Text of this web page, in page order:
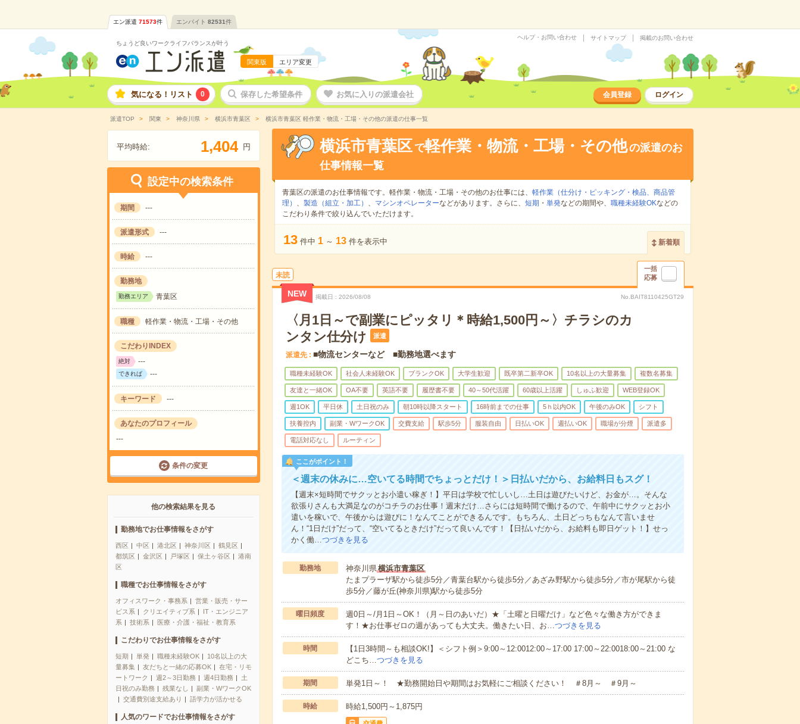
エン派遣 71573件 エンバイト 82531件
ちょうど良いワークライフバランスが叶う
関東版 エリア変更
ヘルプ・お問い合わせ サイトマップ 掲載のお問い合わせ
気になる！リスト 0 保存した希望条件 お気に入りの派遣会社 会員登録 ログイン
派遣TOP 関東 神奈川県 横浜市青葉区 横浜市青葉区 軽作業・物流・工場・その他の派遣の仕事一覧
平均時給: 1,404 円
設定中の検索条件
期間 ---
派遣形式 ---
時給 ---
勤務地
勤務エリア 青葉区
職種 軽作業・物流・工場・その他
こだわりINDEX
絶対 ---
できれば ---
キーワード ---
あなたのプロフィール
---
条件の変更
他の検索結果を見る
勤務地でお仕事情報をさがす
西区 中区 港北区 神奈川区
鶴見区
都筑区
金沢区 戸塚区 保土ヶ谷区
港南
区
職種でお仕事情報をさがす
オフィスワーク・事務系
営業・販売・サー
ビス系
クリエイティブ系
IT・エンジニア
系
技術系 医療・介護・福祉・教育系
こだわりでお仕事情報をさがす
短期 単発 職種未経験OK
10名以上の大
量募集
友だちと一緒の応募OK
在宅・リモ
ートワーク
週2～3日勤務 週4日勤務
土
日祝のみ勤務
残業なし
副業・WワークOK
交通費別途支給あり
語学力が活かせる
人気のワードでお仕事情報をさがす
横浜市青葉区 で軽作業・物流・工場・その他の派遣のお
仕事情報一覧
青葉区の派遣のお仕事情報です。軽作業・物流・工場・その他のお仕事には、 軽作業（仕分け・ピッキング・検品、商品管
理） 、 製造（組立・加工） 、 マシンオペレーターなどがあります。さらに、 短期 ・ 単発などの期間や、 職種未経験OKなどの
こだわり条件で絞り込んでいただけます。
13 件中 1 ～ 13 件を表示中 新着順
未読
一括
応募
NEW 掲載日 2026/08/08 No.BAIT8110425GT29
〈月1日～で副業にピッタリ＊時給1,500円～〉チラシのカ
ンタン仕分け
派遣
派遣先 ■物流センターなど ■勤務地選べます
職種未経験OK 社会人未経験OK ブランクOK 大学生歓迎 既卒第二新卒OK 10名以上の大量募集 複数名募集
友達と一緒OK OA不要 英語不要 履歴書不要 40～50代活躍 60歳以上活躍 しゅふ歓迎 WEB登録OK
週1OK 平日休 土日祝のみ 朝10時以降スタート 16時前までの仕事 5ｈ以内OK 午後のみOK シフト
扶養控内 副業・WワークOK 交費支給 駅歩5分 服装自由 日払いOK 週払いOK 職場が分煙 派遣多
電話対応なし ルーティン
ここがポイント！
＜週末の休みに…空いてる時間でちょっとだけ！＞日払いだから、お給料日もスグ！
【週末×短時間でサクッとお小遣い稼ぎ！】平日は学校で忙しいし…土日は遊びたいけど、お金が…。そんな
欲張りさんも大満足なのがコチラのお仕事！週末だけ…さらには短時間で働けるので、午前中にサクッとお小
遣いを稼いで、午後からは遊びに！なんてことができるんです。もちろん、土日どっちもなんて言いませ
ん！“1日だけ”だって、“空いてるときだけ”だって良いんです！【日払いだから、お給料も即日ゲット！】せっ
かく働…つづきを見る
勤務地 神奈川県横浜市青葉区
たまプラーザ駅から徒歩5分／青葉台駅から徒歩5分／あざみ野駅から徒歩5分／市が尾駅から徒
歩5分／藤が丘(神奈川県)駅から徒歩5分
曜日頻度
週0日～/月1日～OK！（月～日のあいだ）★「土曜と日曜だけ」など色々な働き方ができま
す！★お仕事ゼロの週があっても大丈夫。働きたい日、お…つづきを見る
時間
【1日3時間～も相談OK!】＜シフト例＞9:00～12:0012:00～17:00 17:00～22:0018:00～21:00 な
どこち…つづきを見る
期間 単発1日～！ ★勤務開始日や期間はお気軽にご相談ください！ ＃8月～ ＃9月～
時給 時給1,500円～1,875円